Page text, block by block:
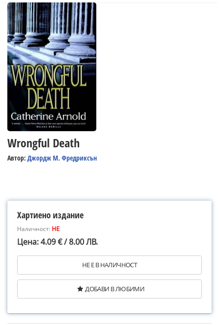
Wrongful Death
Автор: Джордж М. Фредриксън
Хартиено издание
Наличност: НЕ
Цена: 4.09 € / 8.00 ЛВ.
НЕ Е В НАЛИЧНОСТ
ДОБАВИ В ЛЮБИМИ